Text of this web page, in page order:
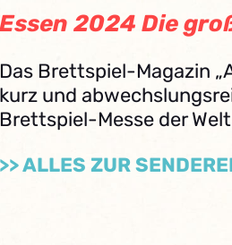
Essen 2024 Die
Das Brettspiel-Magazin
kurz und
Brettspiel-Messe der
>> ALLES ZUR